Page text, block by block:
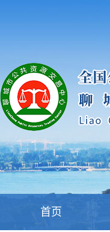
首页